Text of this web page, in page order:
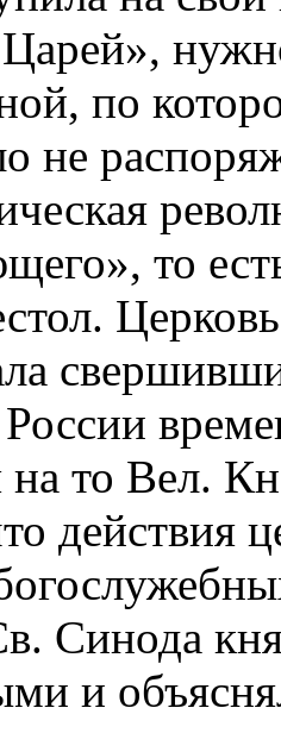
Царей»,
по
не
то
на то Вел.
действия
Синода
и